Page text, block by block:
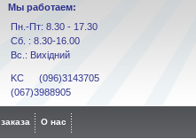
Мы работаем:
Пн.-Пт: 8.30 - 17.30
Сб. : 8.30-16.00
Вс.: Вихідний
KC (096)3143705
(067)3988905
О нас